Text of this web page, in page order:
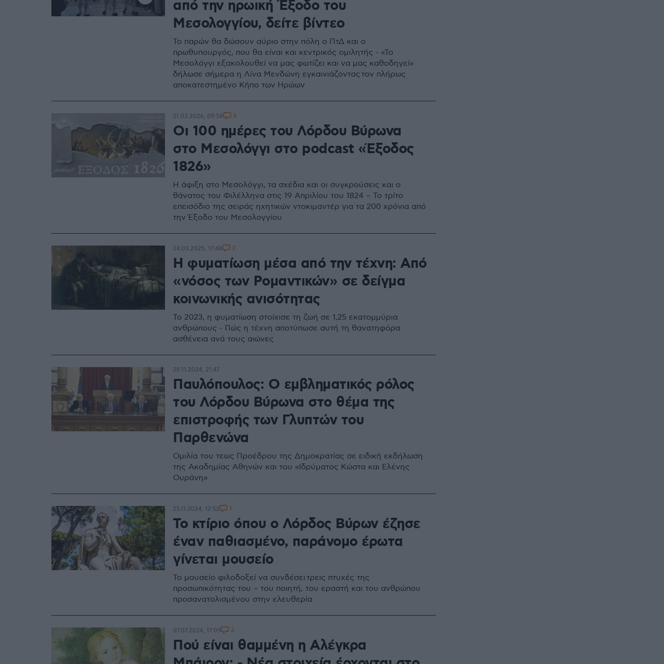
από την ηρωική Έξοδο του
Μεσολογγίου, δείτε βίντεο
Το παρών θα δώσουν αύριο στην πόλη ο ΠτΔ και ο
πρωθυπουργός, που θα είναι και κεντρικός ομιλητής - «Το
Μεσολόγγι εξακολουθεί να μας φωτίζει και να μας καθοδηγεί»
δήλωσε σήμερα η Λίνα Μενδώνη εγκαινιάζοντας τον πλήρως
αποκατεστημένο Κήπο των Ηρώων
Οι 100 ημέρες του Λόρδου Βύρωνα
στο Μεσολόγγι στο podcast «Έξοδος
1826»
Η άφιξη στο Μεσολόγγι, τα σχέδια και οι συγκρούσεις και ο
θάνατος του Φιλέλληνα στις 19 Απριλίου του 1824 – Το τρίτο
επεισόδιο της σειράς ηχητικών ντοκιμαντέρ για τα 200 χρόνια από
την Έξοδο του Μεσολογγίου
21.03.2026, 09:58 6
Η φυματίωση μέσα από την τέχνη: Από
«νόσος των Ρομαντικών» σε δείγμα
κοινωνικής ανισότητας
Το 2023, η φυματίωση στοίχισε τη ζωή σε 1,25 εκατομμύρια
ανθρώπους - Πώς η τέχνη αποτύπωσε αυτή τη θανατηφόρα
ασθένεια ανά τους αιώνες
24.03.2025, 17:48 2
Παυλόπουλος: Ο εμβληματικός ρόλος
του Λόρδου Βύρωνα στο θέμα της
επιστροφής των Γλυπτών του
Παρθενώνα
Ομιλία του τεως Προέδρου της Δημοκρατίας σε ειδική εκδήλωση
της Ακαδημίας Αθηνών και του «Ιδρύματος Κώστα και Ελένης
Ουράνη»
28.11.2024, 21:47
Το κτίριο όπου ο Λόρδος Βύρων έζησε
έναν παθιασμένο, παράνομο έρωτα
γίνεται μουσείο
To μουσείο φιλοδοξεί να συνδέσει τρεις πτυχές της
προσωπικότητας του – του ποιητή, του εραστή και του ανθρώπου
προσανατολισμένου στην ελευθερία
25.11.2024, 12:52 1
Πού είναι θαμμένη η Αλέγκρα
07.07.2024, 17:09 3